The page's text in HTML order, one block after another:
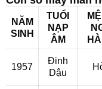
NĂM
SINH
TUỔI
NẠP
ÂM
1957
Đinh
Dậu